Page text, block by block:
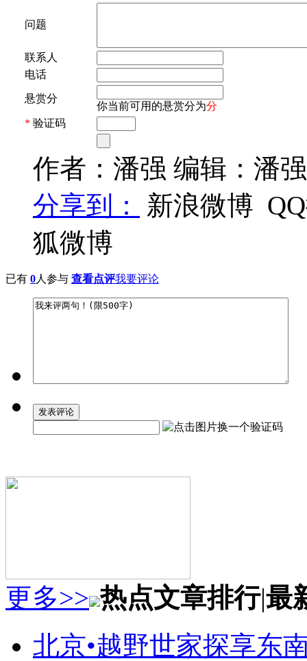
问题
联系人
电话
悬赏分
你当前可用的悬赏分为分
* 验证码
作者：潘强 编辑：潘强
分享到：
新浪微博
狐微博
已有 0人参与 查看点评我要评论
更多>> 热点文章排行|最
北京•越野世家探享东